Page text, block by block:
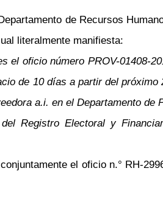
de Recursos
literalmente manifiesta:
oficio número PROV-01408-
de 10 días a partir del
a.i. en el Departamento de
Registro Electoral y
el oficio n.° RH-